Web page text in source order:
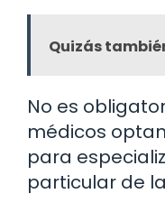
Quizás
No es
médicos
para
particular de